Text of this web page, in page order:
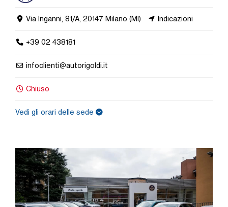
Via Inganni, 81/A, 20147 Milano (MI) Indicazioni
+39 02 438181
infoclienti@autorigoldi.it
Chiuso
Vedi gli orari delle sede